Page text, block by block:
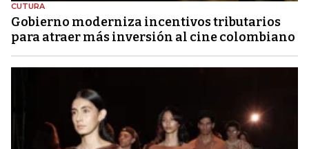
CUTURA
Gobierno moderniza incentivos tributarios
para atraer más inversión al cine colombiano